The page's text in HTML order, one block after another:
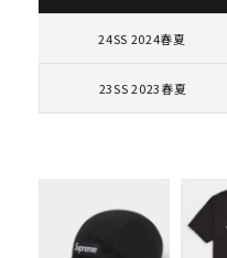
人気ワード 2026SS
キャップ・ハット
カテゴリーから探す
シーズンから探す
24SS 2024春夏
23SS 2023春夏